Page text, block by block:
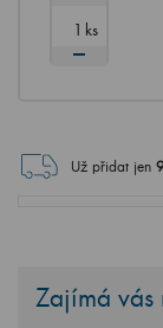
ks
Už přidat jen
Zajímá vás